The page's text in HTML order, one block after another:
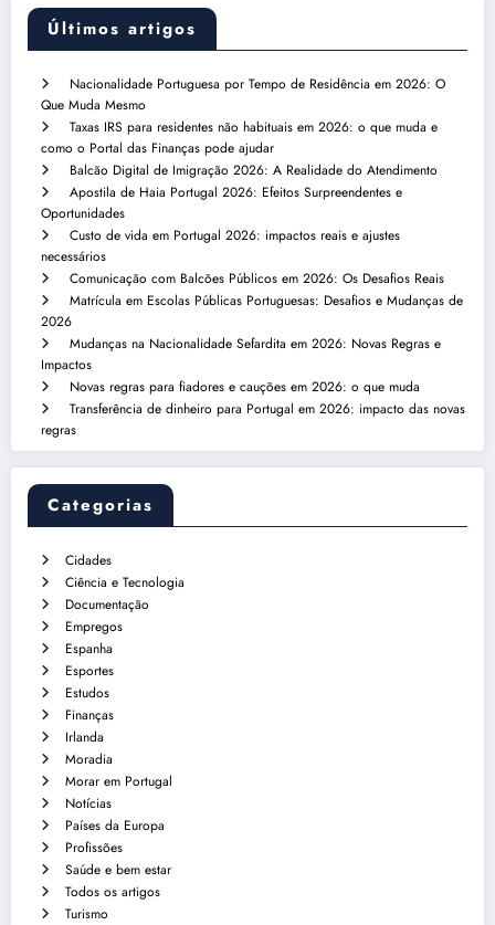
Últimos artigos
Nacionalidade Portuguesa por Tempo de Residência em 2026: O
Que Muda Mesmo
Taxas IRS para residentes não habituais em 2026: o que muda e
como o Portal das Finanças pode ajudar
Balcão Digital de Imigração 2026: A Realidade do Atendimento
Apostila de Haia Portugal 2026: Efeitos Surpreendentes e
Oportunidades
Custo de vida em Portugal 2026: impactos reais e ajustes
necessários
Comunicação com Balcões Públicos em 2026: Os Desafios Reais
Matrícula em Escolas Públicas Portuguesas: Desafios e Mudanças de
2026
Mudanças na Nacionalidade Sefardita em 2026: Novas Regras e
Impactos
Novas regras para fiadores e cauções em 2026: o que muda
Transferência de dinheiro para Portugal em 2026: impacto das novas
regras
Categorias
Cidades
Ciência e Tecnologia
Documentação
Empregos
Espanha
Esportes
Estudos
Finanças
Irlanda
Moradia
Morar em Portugal
Notícias
Países da Europa
Profissões
Saúde e bem estar
Todos os artigos
Turismo